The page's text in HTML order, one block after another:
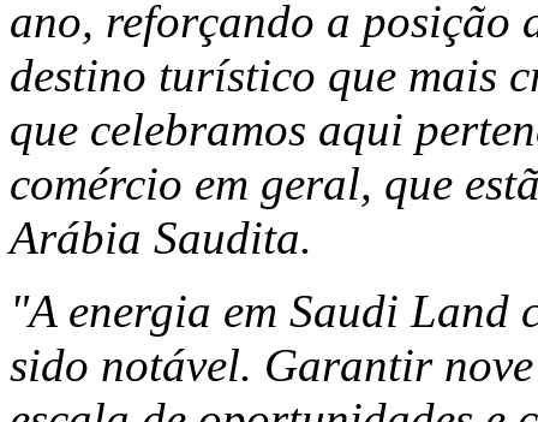
ano, reforçando a posição
destino turístico que mais
que celebramos aqui
comércio em geral, que
Arábia Saudita.
"A energia em Saudi Land
sido notável. Garantir